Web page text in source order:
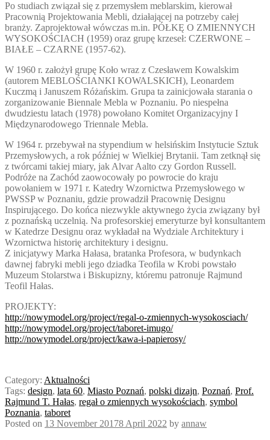
Po studiach związał się z przemysłem meblarskim, kierował
Pracownią Projektowania Mebli, działającej na potrzeby całej
branży. Zaprojektował wówczas m.in. PÓŁKĘ O ZMIENNYCH
WYSOKOŚCIACH (1959) oraz grupę krzeseł: CZERWONE –
BIAŁE – CZARNE (1957-62).
W 1960 r. założył grupę Koło wraz z Czesławem Kowalskim
(autorem MEBLOŚCIANKI KOWALSKICH), Leonardem
Kuczmą i Januszem Różańskim. Grupa ta zainicjowała starania o
zorganizowanie Biennale Mebla w Poznaniu. Po niespełna
dwudziestu latach (1978) powołano Komitet Organizacyjny I
Międzynarodowego Triennale Mebla.
W 1964 r. przebywał na stypendium w helsińskim Instytucie Sztuk
Przemysłowych, a rok później w Wielkiej Brytanii. Tam zetknął się
z twórcami takiej miary, jak Alvar Aalto czy Gordon Russell.
Podróże na Zachód zaowocowały po powrocie do kraju
powołaniem w 1971 r. Katedry Wzornictwa Przemysłowego w
PWSSP w Poznaniu, gdzie prowadził Pracownię Designu
Inspirującego. Do końca niezwykle aktywnego życia związany był
z poznańską uczelnią. Na profesorskiej emeryturze był konsultantem
w Katedrze Designu oraz wykładał na Wydziale Architektury i
Wzornictwa historię architektury i designu.
Z inicjatywy Marka Hałasa, bratanka Profesora, w budynkach
dawnej fabryki mebli jego dziadka Teofila w Krobi powstało
Muzeum Stolarstwa i Biskupizny, któremu patronuje Rajmund
Teofil Hałas.
PROJEKTY:
http://nowymodel.org/project/regal-o-zmiennych-wysokosciach/
http://nowymodel.org/project/taboret-imugo/
http://nowymodel.org/project/kawa-i-papierosy/
Category: Aktualności
Tags: design, lata 60, Miasto Poznań, polski dizajn, Poznań, Prof.
Rajmund T. Hałas, regał o zmiennych wysokościach, symbol
Poznania, taboret
Posted on 13 November 20178 April 2022 by annaw